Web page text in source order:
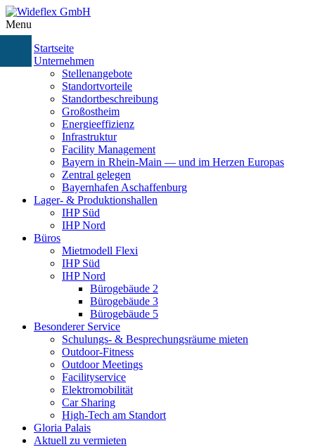
Menu
Startseite
Unternehmen
Stellenangebote
Standortvorteile
Standortbeschreibung
Großostheim
Energieeffizienz
Infrastruktur
Facility Management
Bayern in Rhein-Main — und im Herzen Europas
Zentral gelegen
Bayernhafen Aschaffenburg
Lager- & Produktionshallen
IHP Süd
IHP Nord
Büros
Mietmodell Flexi
IHP Süd
IHP Nord
Bürogebäude 2
Bürogebäude 3
Bürogebäude 5
Besonderer Service
Schulungs- & Besprechungsräume mieten
Outdoor-Fitness
Outdoor Meetings
Facilityservice
Elektromobilität
Car Sharing
High-Tech am Standort
Gloria Palais
Aktuell zu vermieten